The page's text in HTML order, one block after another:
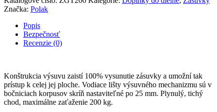
Značka: Polak
Popis
Bezpečnosť
Recenzie (0)
Konštrukcia výsuvu zaistí 100% vysunutie zásuvky a umožní tak
prístup k celej jej ploche. Vodiace lišty výsuvného mechanizmu sú v
bočniciach korpusov skríň nastaviteľné po 25 mm. Plynulý, tichý
chod, maximálne zaťaženie 200 kg.